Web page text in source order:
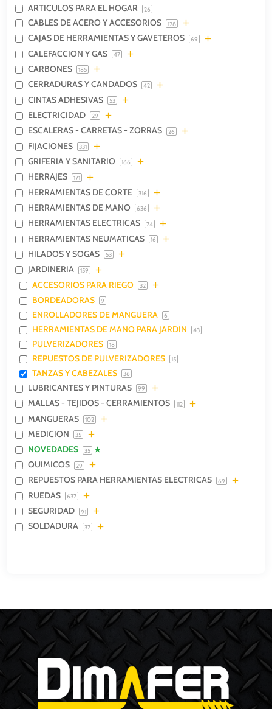
ARTICULOS PARA EL HOGAR 26
CABLES DE ACERO Y ACCESORIOS 128
CAJAS DE HERRAMIENTAS Y GAVETEROS 69
CALEFACCION Y GAS 47
CARBONES 185
CERRADURAS Y CANDADOS 42
CINTAS ADHESIVAS 53
ELECTRICIDAD 29
ESCALERAS - CARRETAS - ZORRAS 26
FIJACIONES 331
GRIFERIA Y SANITARIO 166
HERRAJES 171
HERRAMIENTAS DE CORTE 316
HERRAMIENTAS DE MANO 636
HERRAMIENTAS ELECTRICAS 74
HERRAMIENTAS NEUMATICAS 16
HILADOS Y SOGAS 53
JARDINERIA 159
ACCESORIOS PARA RIEGO 32
BORDEADORAS 9
ENROLLADORES DE MANGUERA 6
HERRAMIENTAS DE MANO PARA JARDIN 43
PULVERIZADORES 18
REPUESTOS DE PULVERIZADORES 15
TANZAS Y CABEZALES 36
LUBRICANTES Y PINTURAS 99
MALLAS - TEJIDOS - CERRAMIENTOS 112
MANGUERAS 102
MEDICION 35
NOVEDADES 35
QUIMICOS 29
REPUESTOS PARA HERRAMIENTAS ELECTRICAS 69
RUEDAS 637
SEGURIDAD 91
SOLDADURA 37